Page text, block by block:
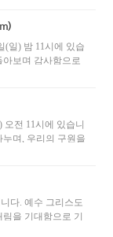
(일) 밤 11시에 있습
아보며 감사함으로
께 예배함으로 시작
오전 11시에 있습니
며, 우리의 구원을
혜에 감사하며 예배
다. 예수 그리스도
을 기대함으로 기